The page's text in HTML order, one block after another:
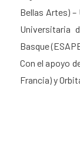
Bellas Artes) –
Universitaria
Basque
Con el apoyo
Francia) y